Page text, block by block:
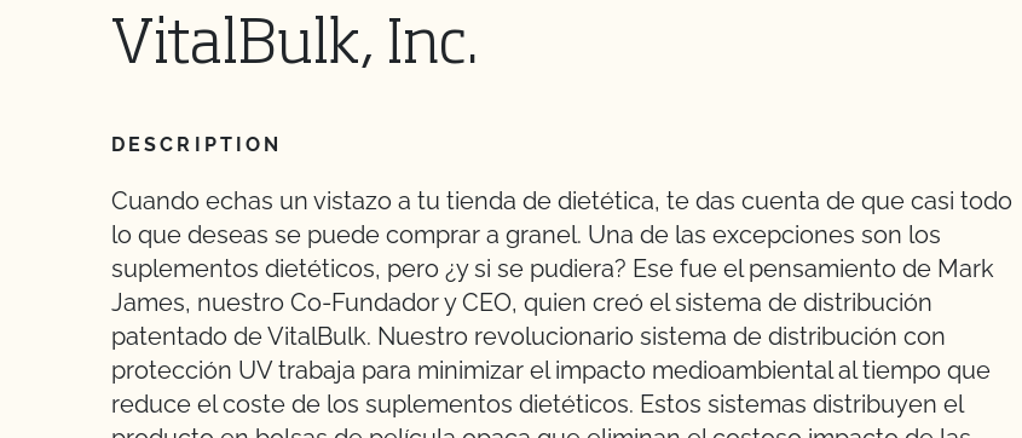
VitalBulk, Inc.
DESCRIPTION
Cuando echas un vistazo a tu tienda de dietética, te das cuenta de que casi todo
lo que deseas se puede comprar a granel. Una de las excepciones son los
suplementos dietéticos, pero ¿y si se pudiera? Ese fue el pensamiento de Mark
James, nuestro Co-Fundador y CEO, quien creó el sistema de distribución
patentado de VitalBulk. Nuestro revolucionario sistema de distribución con
protección UV trabaja para minimizar el impacto medioambiental al tiempo que
reduce el coste de los suplementos dietéticos. Estos sistemas distribuyen el